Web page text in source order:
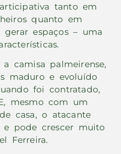
tanto em
quanto em
gerar espaços – uma
camisa palmeirense,
maduro e evoluído
foi contratado,
mesmo com um
casa, o atacante
e pode crescer muito
Ferreira.